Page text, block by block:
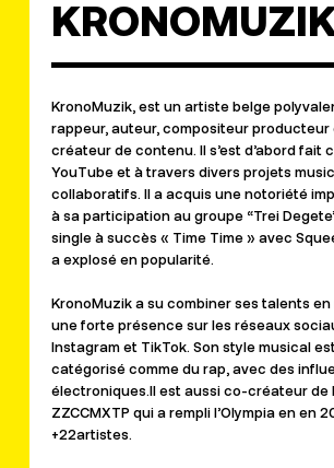
KronoMuzik, est un artiste belge
rappeur, auteur, compositeur producteur
créateur de contenu. Il s’est d’abord fait
YouTube et à travers divers projets
collaboratifs. Il a acquis une notoriété
à sa participation au groupe “Trei
single à succès « Time Time » avec
a explosé en popularité.
KronoMuzik a su combiner ses talents
une forte présence sur les réseaux
Instagram et TikTok. Son style musical
catégorisé comme du rap, avec des
électroniques.Il est aussi co-créateur de
ZZCCMXTP qui a rempli l’Olympia en en
+22artistes.